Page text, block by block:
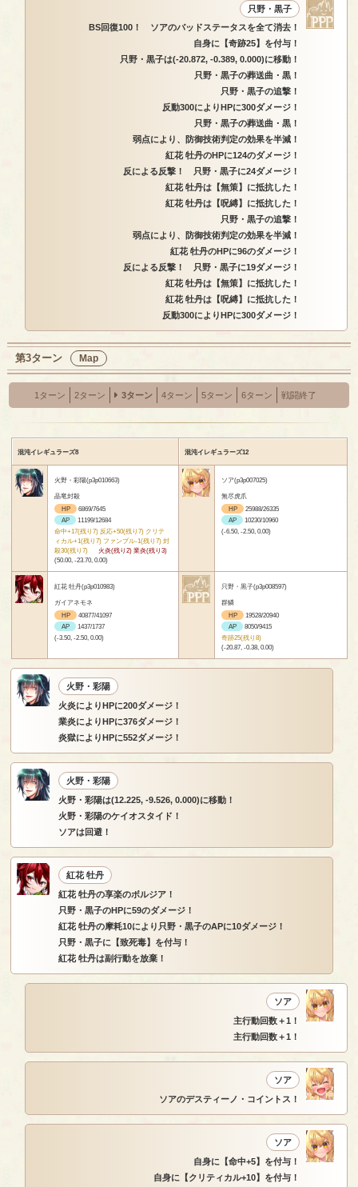
只野・黒子
BS回復100！ ソアのバッドステータスを全て消去！
自身に【奇跡25】を付与！
只野・黒子は(-20.872, -0.389, 0.000)に移動！
只野・黒子の葬送曲・黒！
只野・黒子の追撃！
反動300によりHPに300ダメージ！
只野・黒子の葬送曲・黒！
弱点により、防御技術判定の効果を半減！
紅花 牡丹のHPに124のダメージ！
反による反撃！ 只野・黒子に24ダメージ！
紅花 牡丹は【無策】に抵抗した！
紅花 牡丹は【呪縛】に抵抗した！
只野・黒子の追撃！
弱点により、防御技術判定の効果を半減！
紅花 牡丹のHPに96のダメージ！
反による反撃！ 只野・黒子に19ダメージ！
紅花 牡丹は【無策】に抵抗した！
紅花 牡丹は【呪縛】に抵抗した！
反動300によりHPに300ダメージ！
第3ターン Map
1ターン 2ターン 3ターン 4ターン 5ターン 6ターン 戦闘終了
混沌イレギュラーズ8 混沌イレギュラーズ12
火野・彩陽(p3p010663)
晶竜封殺
HP
6869/7645
AP
11199/12684
命中+17(残り7) 反応+50(残り7) クリテ
ィカル+1(残り7) ファンブル-1(残り7) 封
殺30(残り7)
火炎(残り2) 業炎(残り3)
(50.00, -23.70, 0.00)
ソア(p3p007025)
無尽虎爪
HP
25988/26335
AP
10230/10960
(-6.50, -2.50, 0.00)
紅花 牡丹(p3p010983)
ガイアネモネ
HP
40877/41097
AP
1437/1737
(-3.50, -2.50, 0.00)
只野・黒子(p3p008597)
群鱗
HP
19528/20940
AP
8050/9415
奇跡25(残り8)
(-20.87, -0.38, 0.00)
火野・彩陽
火炎によりHPに200ダメージ！
業炎によりHPに376ダメージ！
炎獄によりHPに552ダメージ！
火野・彩陽
火野・彩陽は(12.225, -9.526, 0.000)に移動！
火野・彩陽のケイオスタイド！
ソアは回避！
紅花 牡丹
紅花 牡丹の享楽のボルジア！
只野・黒子のHPに59のダメージ！
紅花 牡丹の摩耗10により只野・黒子のAPに10ダメージ！
只野・黒子に【致死毒】を付与！
紅花 牡丹は副行動を放棄！
ソア
主行動回数＋1！
主行動回数＋1！
ソア
ソアのデスティーノ・コイントス！
ソア
自身に【命中+5】を付与！
自身に【クリティカル+10】を付与！